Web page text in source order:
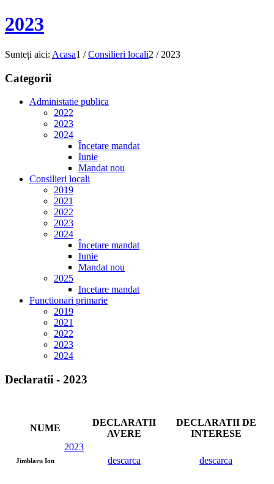
2023
Sunteți aici: Acasa1 / Consilieri locali2 / 2023
Categorii
Administatie publica
2022
2023
2024
Încetare mandat
Iunie
Mandat nou
Consilieri locali
2019
2021
2022
2023
2024
Încetare mandat
Iunie
Mandat nou
2025
Incetare mandat
Functionari primarie
2019
2021
2022
2023
2024
Declaratii - 2023
NUME
DECLARATII
AVERE
DECLARATII DE
INTERESE
Jimblaru Ion
2023
descarca
descarca